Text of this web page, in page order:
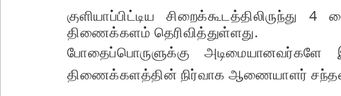
குளியாப்பிட்டிய
திணைக்களம் தெரிவித்துள்ளது.
போதைப்பொருளுக்கு அடிமையானவர்களே
திணைக்களத்தின் நிர்வாக ஆணையாளர்